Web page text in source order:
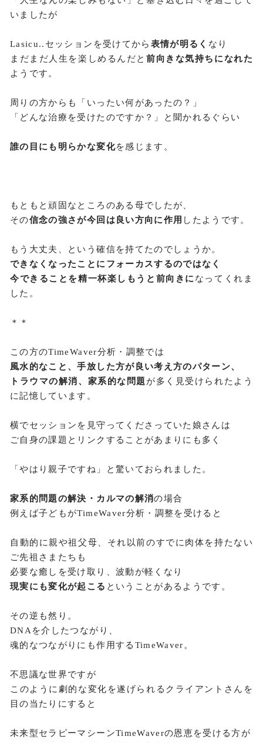
いましたが
Lasicu..セッションを受けてから 表情が明るく なり
まだまだ人生を楽しめるんだと 前向きな気持ちになれた
ようです。
周りの方からも「いったい何があったの？」
「どんな治療を受けたのですか？」と聞かれるぐらい
誰の目にも明らかな変化を感じます。
もともと頑固なところのある母でしたが、
その信念の強さが今回は良い方向に作用 したようです。
もう大丈夫、という確信を持てたのでしょうか。
できなくなったことにフォーカスするのではなく
今できることを精一杯楽しもうと前向きに なってくれま
した。
＊＊
この方のTimeWaver分析・調整では
風水的なこと、手放した方が良い考え方のパターン、
トラウマの解消、家系的な問題 が多く見受けられたよう
に記憶しています。
横でセッションを見守ってくださっていた娘さんは
ご自身の課題とリンクすることがあまりにも多く
「やはり親子ですね」と驚いておられました。
家系的問題の解決・カルマの解消の場合
例えば子どもがTimeWaver分析・調整を受けると
自動的に親や祖父母、それ以前のすでに肉体を持たない
ご先祖さまたちも
必要な癒しを受け取り、波動が軽くなり
現実にも変化が起こる ということがあるようです。
その逆も然り。
DNAを介したつながり、
魂的なつながりにも作用するTimeWaver。
不思議な世界ですが
このように劇的な変化を遂げられるクライアントさんを
目の当たりにすると
未来型セラピーマシーンTimeWaverの恩恵を受ける方が